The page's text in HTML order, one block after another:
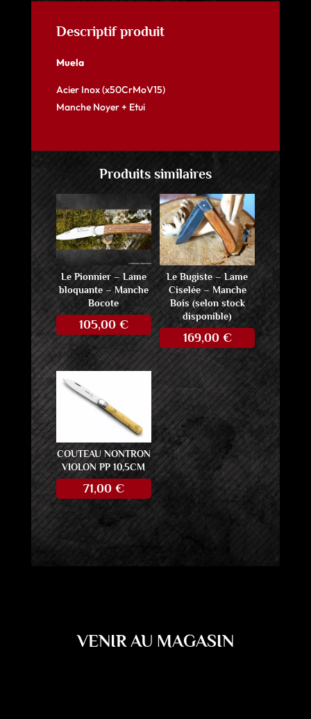
Descriptif produit
Muela
Acier Inox (x50CrMoV15)
Manche Noyer + Etui
Produits similaires
Le Pionnier – Lame
bloquante – Manche
Bocote
105,00 €
Le Bugiste – Lame
Ciselée – Manche
Bois (selon stock
disponible)
169,00 €
COUTEAU NONTRON
VIOLON PP 10,5CM
71,00 €
VENIR AU MAGASIN